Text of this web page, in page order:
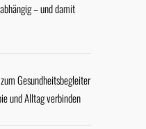
– und damit
Gesundheitsbegleiter
und Alltag verbinden